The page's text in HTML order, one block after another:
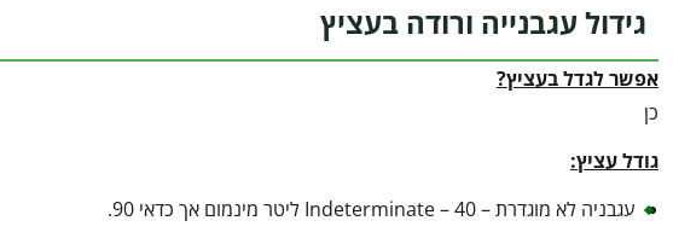
גידול עגבנייה ורודה בעציץ
אפשר לגדל בעציץ?
כן
גודל עציץ:
עגבניה לא מוגדרת – Indeterminate – 40 ליטר מינמום אך כדאי 90.